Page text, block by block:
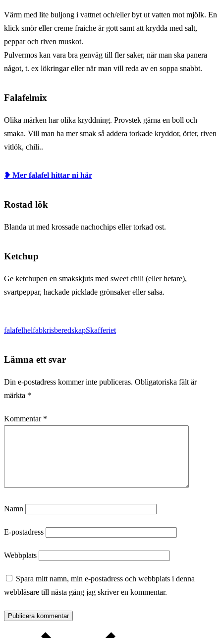
Värm med lite buljong i vattnet och/eller byt ut vatten mot mjölk. En
klick smör eller creme fraiche är gott samt att krydda med salt,
peppar och riven muskot.
Pulvermos kan vara bra genväg till fler saker, när man ska panera
något, t. ex lökringar eller när man vill reda av en soppa snabbt.
Falafelmix
Olika märken har olika kryddning. Provstek gärna en boll och
smaka. Vill man ha mer smak så addera torkade kryddor, örter, riven
vitlök, chili..
❥ Mer falafel hittar ni här
Rostad lök
Blanda ut med krossade nachochips eller torkad ost.
Ketchup
Ge ketchupen en smakskjuts med sweet chili (eller hetare),
svartpeppar, hackade picklade grönsaker eller salsa.
falafelhelfabkrisberedskapSkafferiet
Lämna ett svar
Din e-postadress kommer inte publiceras. Obligatoriska fält är
märkta *
Kommentar *
Namn
E-postadress
Webbplats
Spara mitt namn, min e-postadress och webbplats i denna
webbläsare till nästa gång jag skriver en kommentar.